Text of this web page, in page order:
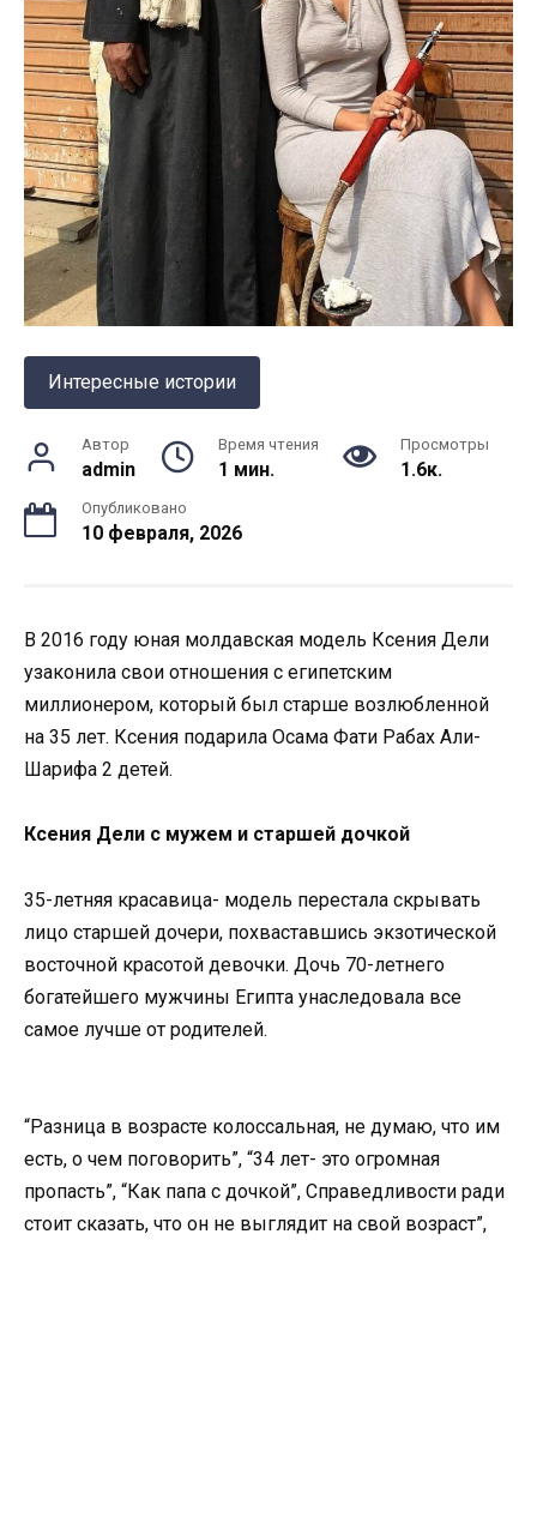
Интересные истории
Автор
admin
Время чтения
1 мин.
Просмотры
1.6к.
Опубликовано
10 февраля, 2026
В 2016 году юная молдавская модель Ксения Дели
узаконила свои отношения с египетским
миллионером, который был старше возлюбленной
на 35 лет. Ксения подарила Осама Фати Рабах Али-
Шарифа 2 детей.
Ксения Дели с мужем и старшей дочкой
35-летняя красавица- модель перестала скрывать
лицо старшей дочери, похваставшись экзотической
восточной красотой девочки. Дочь 70-летнего
богатейшего мужчины Египта унаследовала все
самое лучше от родителей.
“Разница в возрасте колоссальная, не думаю, что им
есть, о чем поговорить”, “34 лет- это огромная
пропасть”, “Как папа с дочкой”, Справедливости ради
стоит сказать, что он не выглядит на свой возраст”,